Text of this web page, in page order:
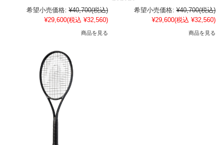
希望小売価格: ¥40,700(税込)
¥29,600(税込 ¥32,560)
商品を見る
希望小売価格: ¥40,700(税込)
¥29,600(税込 ¥32,560)
商品を見る